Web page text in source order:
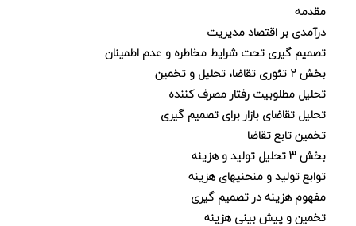
مقدمه
درآمدی بر اقتصاد مدیریت
تصمیم گیری تحت شرایط مخاطره و عدم اطمینان
بخش ۲ تئوری تقاضا، تحلیل و تخمین
تحلیل مطلوبیت رفتار مصرف کننده
تحلیل تقاضای بازار برای تصمیم گیری
تخمین تابع تقاضا
بخش ۳ تحلیل تولید و هزینه
توابع تولید و منحنیهای هزینه
مفهوم هزینه در تصمیم گیری
تخمین و پیش بینی هزینه